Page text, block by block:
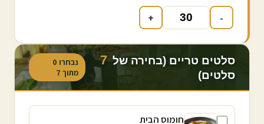
-
+
סלטים טריים (בחירה של 7
סלטים)
נבחרו 0
מתוך 7
חומוס הבית